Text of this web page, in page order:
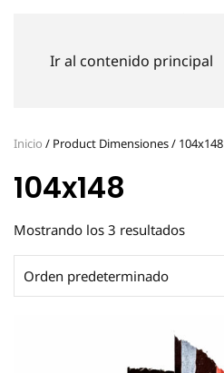
Ir al contenido principal
Inicio / Product Dimensiones / 104x148
104x148
Mostrando los 3 resultados